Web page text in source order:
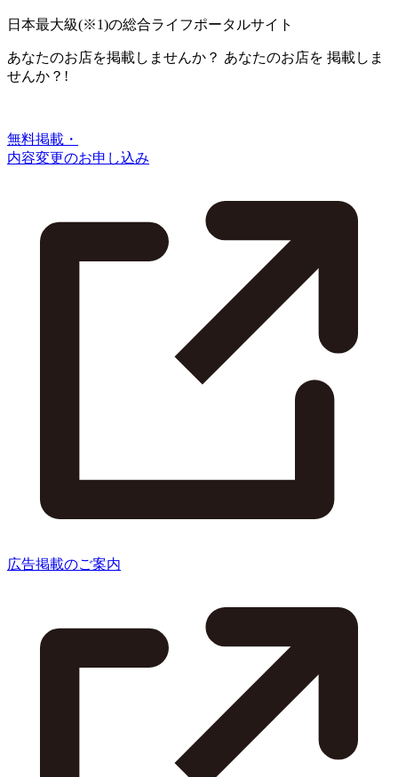
日本最大級(※1)の総合ライフポータルサイト
あなたのお店を掲載しませんか？ あなたのお店を 掲載しま
せんか？!
無料掲載・
内容変更のお申し込み
広告掲載のご案内